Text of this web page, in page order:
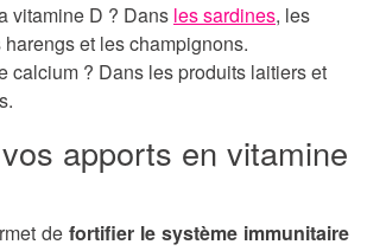
vitamine D ? Dans les sardines, les
et les champignons.
calcium ? Dans les produits laitiers et
apports en vitamine
de fortifier le système immunitaire